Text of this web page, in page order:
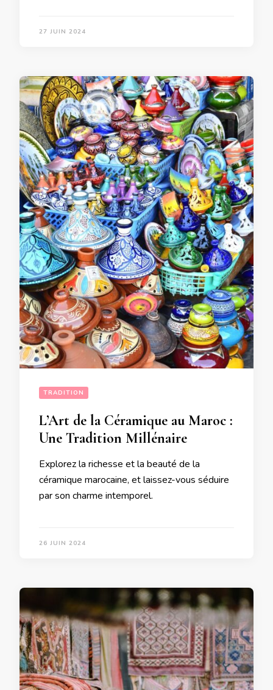
27 JUIN 2024
TRADITION
L’Art de la Céramique au Maroc :
Une Tradition Millénaire
Explorez la richesse et la beauté de la
céramique marocaine, et laissez-vous séduire
par son charme intemporel.
26 JUIN 2024